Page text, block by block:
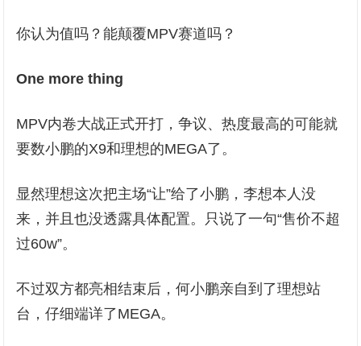
你认为值吗？能颠覆MPV赛道吗？
One more thing
MPV内卷大战正式开打，争议、热度最高的可能就
要数小鹏的X9和理想的MEGA了。
显然理想这次把主场“让”给了小鹏，李想本人没
来，并且也没透露具体配置。只说了一句“售价不超
过60w”。
不过双方都亮相结束后，何小鹏亲自到了理想站
台，仔细端详了MEGA。